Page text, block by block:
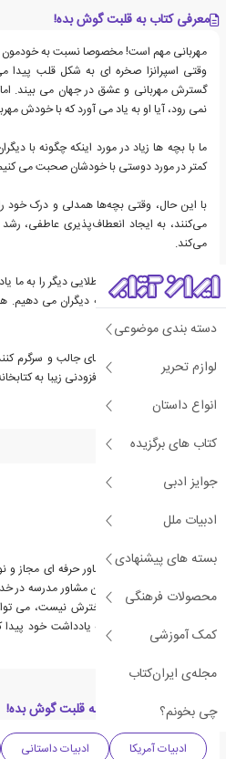
دسته بندی موضوعی
لوازم تحریر
انواع داستان
کتاب های برگزیده
جوایز ادبی
ادبیات ملل
بسته های پیشنهادی
محصولات فرهنگی
کمک آموزشی
مجله‌ی ایران‌کتاب
چی بخونم؟
معرفی کتاب به قلبت گوش بده!
مهربانی مهم است! مخصوصا نسبت به خودمون
وقتی اسپرانزا صخره ای به شکل قلب پیدا
گسترش مهربانی و عشق در جهان می بیند.
نمی رود، آیا او به یاد می آورد که با خودش
ما با بچه ها زیاد در مورد اینکه چگونه با
کمتر در مورد دوستی با خودشان صحبت می
با این حال، وقتی بچه‌ها همدلی و درک خود
می‌کنند، به ایجاد انعطاف‌پذیری عاطفی،
می‌کند.
به قلبت گوش کن قانون طلایی دیگر را به ما
و شفقت رفتار کنیم که به دیگران می
مشارکت می پردازد.
این کتاب شامل فعالیت‌های جالب و سرگرم
حمایت می‌کند. این یک افزودنی زیبا به
است!
درباره گابی گارسیا
گابی گارسیا یک مادر، مشاور حرفه ای
او مشغول نگهداری از دخترش نیست، می
داستان هایش در دفترچه یادداشت خود پیدا
تگزاس زندگی می کند.
دسته بندی های کتاب به قلبت گوش بده!
ادبیات آمریکا ادبیات داستانی